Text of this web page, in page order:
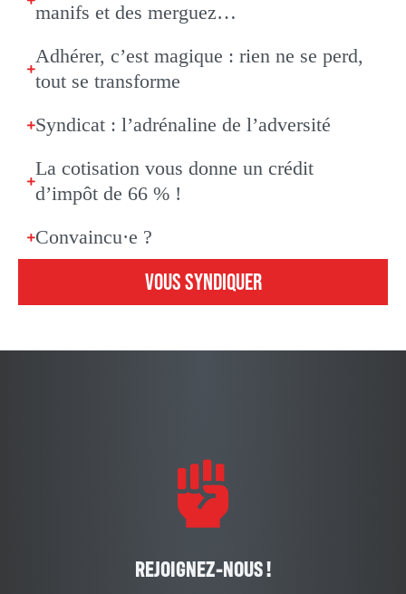
manifs et des merguez…
Adhérer, c’est magique : rien ne se perd,
tout se transforme
Syndicat : l’adrénaline de l’adversité
La cotisation vous donne un crédit
d’impôt de 66 % !
Convaincu·e ?
VOUS SYNDIQUER
REJOIGNEZ-NOUS !